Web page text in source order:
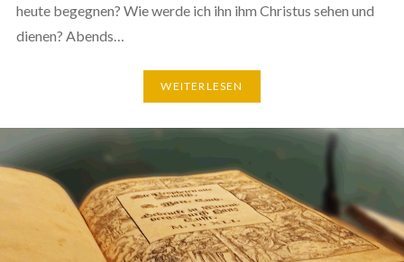
heute begegnen? Wie werde ich ihn ihm Christus sehen und
dienen? Abends…
WEITERLESEN